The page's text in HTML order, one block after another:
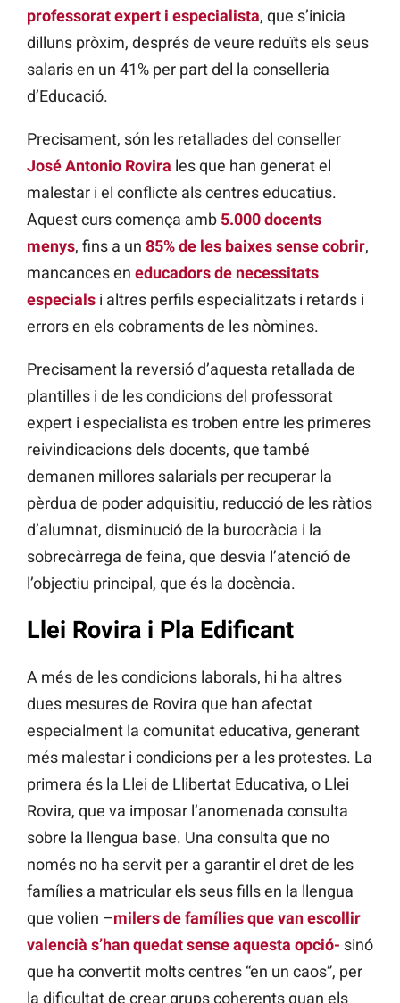
professorat expert i especialista, que s’inicia
dilluns pròxim, després de veure reduïts els seus
salaris en un 41% per part del la conselleria
d’Educació.
Precisament, són les retallades del conseller
José Antonio Rovira les que han generat el
malestar i el conflicte als centres educatius.
Aquest curs comença amb 5.000 docents
menys, fins a un 85% de les baixes sense cobrir,
mancances en educadors de necessitats
especials i altres perfils especialitzats i retards i
errors en els cobraments de les nòmines.
Precisament la reversió d’aquesta retallada de
plantilles i de les condicions del professorat
expert i especialista es troben entre les primeres
reivindicacions dels docents, que també
demanen millores salarials per recuperar la
pèrdua de poder adquisitiu, reducció de les ràtios
d’alumnat, disminució de la burocràcia i la
sobrecàrrega de feina, que desvia l’atenció de
l’objectiu principal, que és la docència.
Llei Rovira i Pla Edificant
A més de les condicions laborals, hi ha altres
dues mesures de Rovira que han afectat
especialment la comunitat educativa, generant
més malestar i condicions per a les protestes. La
primera és la Llei de Llibertat Educativa, o Llei
Rovira, que va imposar l’anomenada consulta
sobre la llengua base. Una consulta que no
només no ha servit per a garantir el dret de les
famílies a matricular els seus fills en la llengua
que volien –milers de famílies que van escollir
valencià s’han quedat sense aquesta opció- sinó
que ha convertit molts centres “en un caos”, per
la dificultat de crear grups coherents quan els